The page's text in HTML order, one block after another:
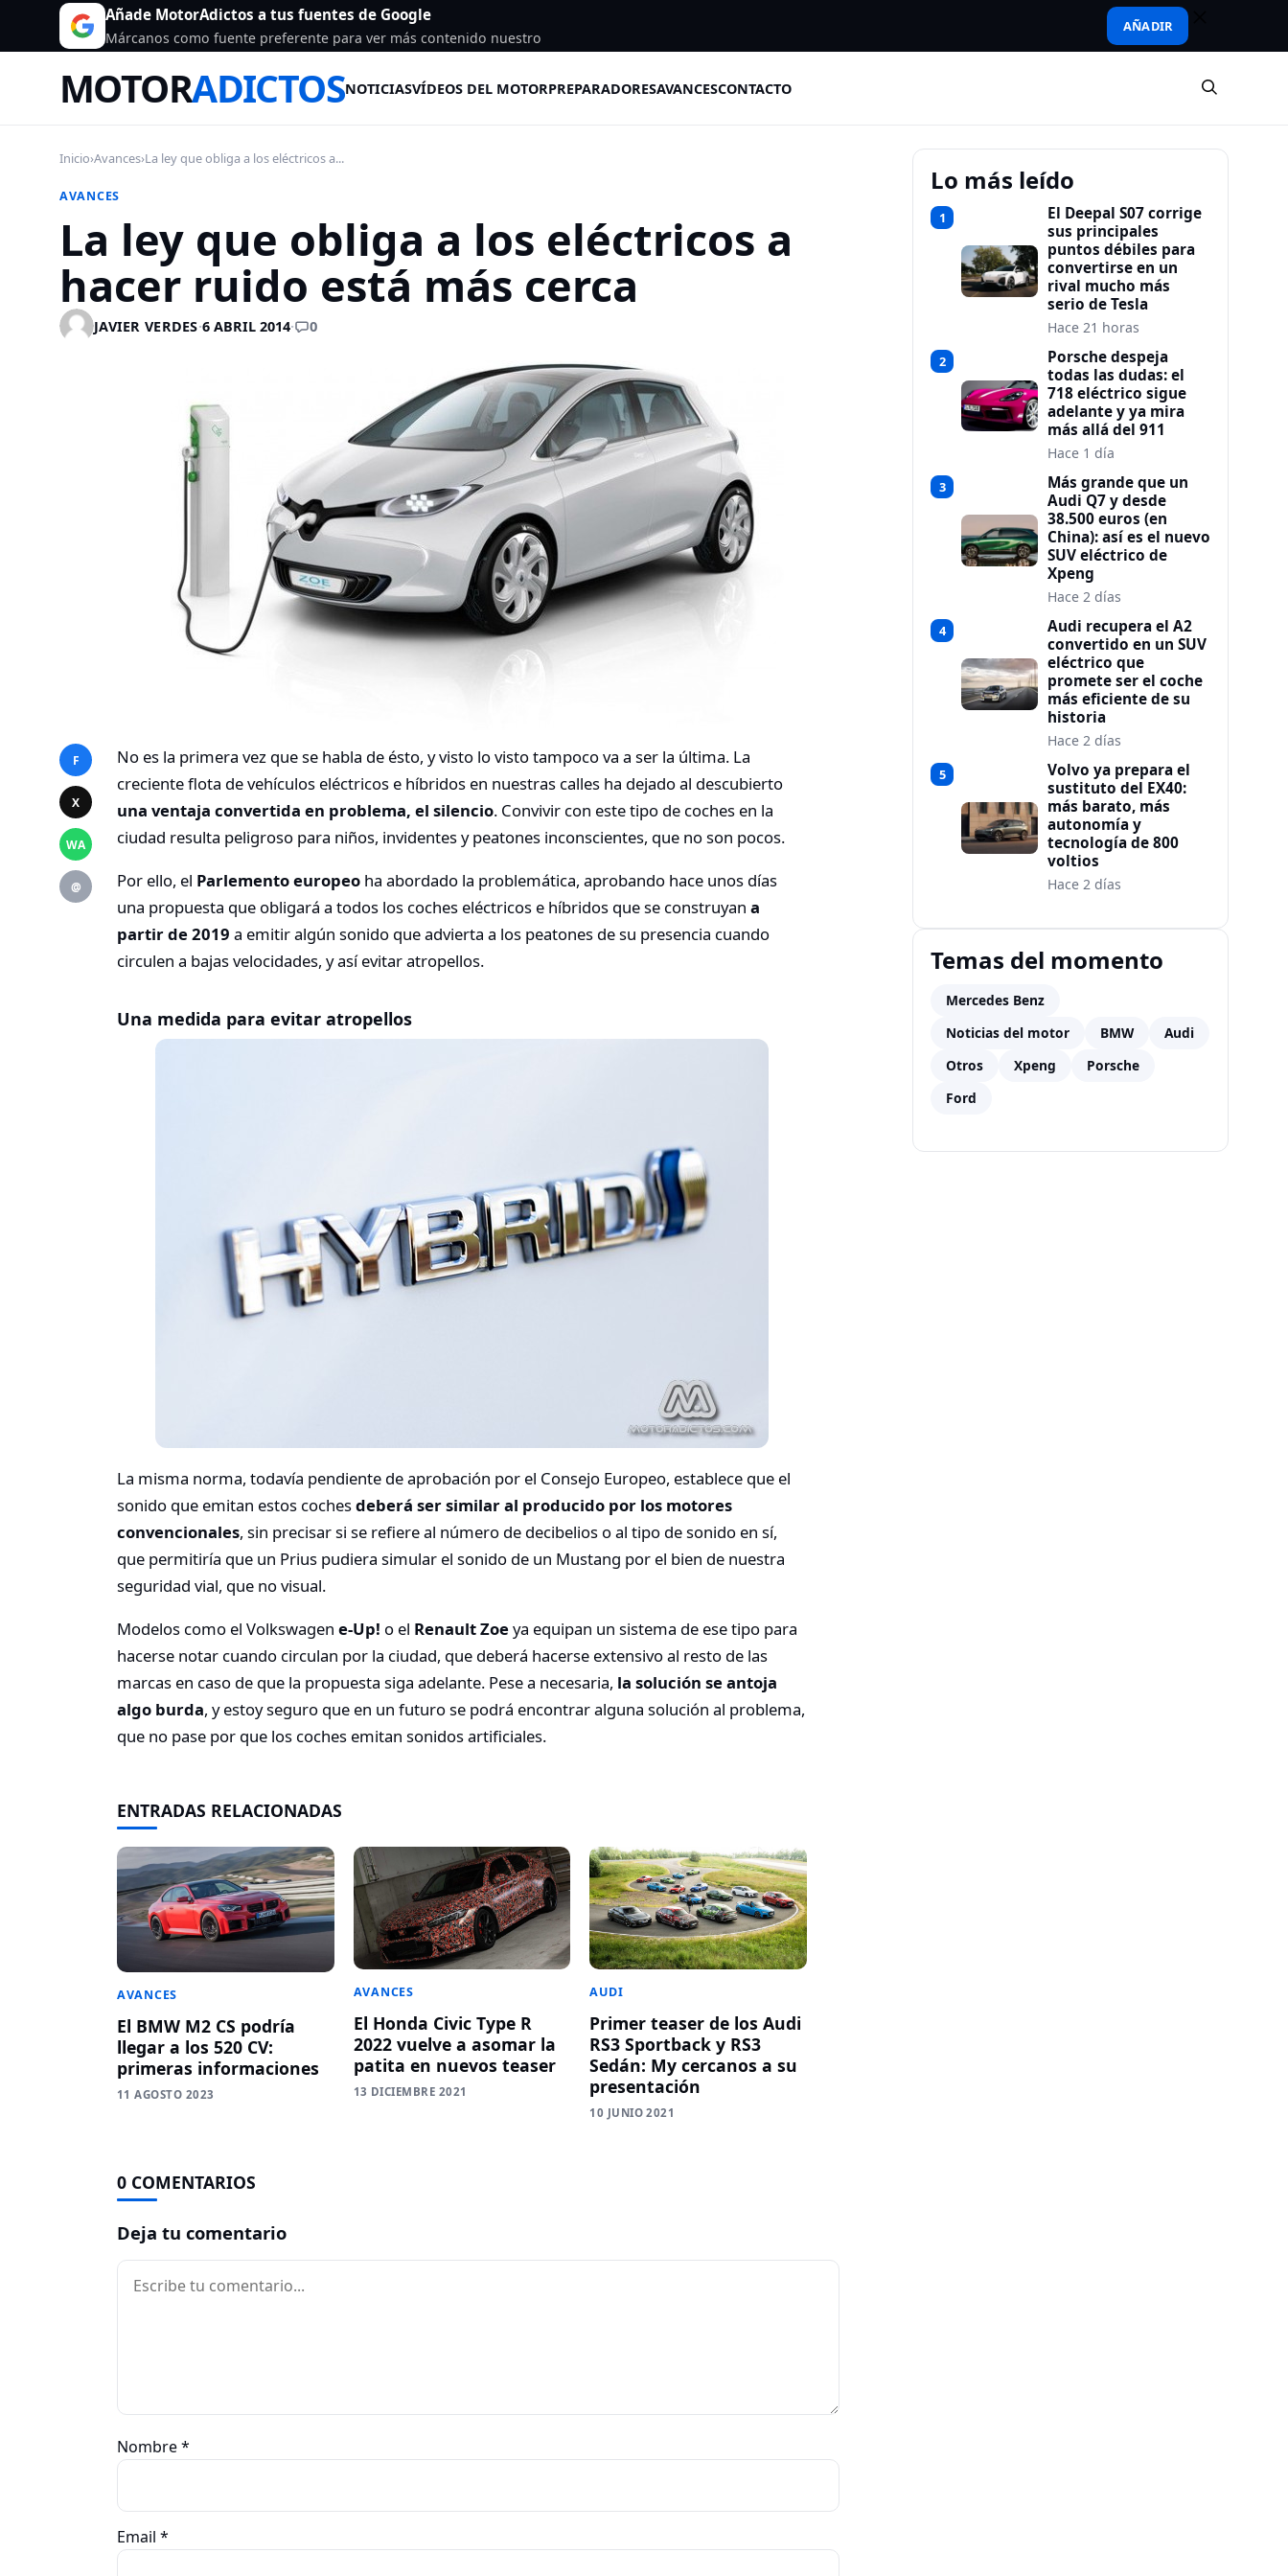
Añade MotorAdictos a tus fuentes de Google
Márcanos como fuente preferente para ver más contenido nuestro
AÑADIR
MOTORADICTOSNOTICIASVÍDEOS DEL MOTORPREPARADORESAVANCESCONTACTO
Inicio›Avances›La ley que obliga a los eléctricos a...
AVANCES
La ley que obliga a los eléctricos a
hacer ruido está más cerca
JAVIER VERDES·6 ABRIL 2014· 0
F
X
WA
@
No es la primera vez que se habla de ésto, y visto lo visto tampoco va a ser la última. La
creciente flota de vehículos eléctricos e híbridos en nuestras calles ha dejado al descubierto
una ventaja convertida en problema, el silencio. Convivir con este tipo de coches en la
ciudad resulta peligroso para niños, invidentes y peatones inconscientes, que no son pocos.
Por ello, el Parlemento europeo ha abordado la problemática, aprobando hace unos días
una propuesta que obligará a todos los coches eléctricos e híbridos que se construyan a
partir de 2019 a emitir algún sonido que advierta a los peatones de su presencia cuando
circulen a bajas velocidades, y así evitar atropellos.
Una medida para evitar atropellos
La misma norma, todavía pendiente de aprobación por el Consejo Europeo, establece que el
sonido que emitan estos cochesdeberá ser similar al producido por los motores
convencionales, sin precisar si se refiere al número de decibelios o al tipo de sonido en sí,
que permitiría que un Prius pudiera simular el sonido de un Mustang por el bien de nuestra
seguridad vial, que no visual.
Modelos como el Volkswagen e-Up! o el Renault Zoeya equipan un sistema de ese tipo para
hacerse notar cuando circulan por la ciudad, que deberá hacerse extensivo al resto de las
marcas en caso de que la propuesta siga adelante. Pese a necesaria, la solución se antoja
algo burda, y estoy seguro que en un futuro se podrá encontrar alguna solución al problema,
que no pase por que los coches emitan sonidos artificiales.
ENTRADAS RELACIONADAS
AVANCES
El BMW M2 CS podría
llegar a los 520 CV:
primeras informaciones
11 AGOSTO 2023
AVANCES
El Honda Civic Type R
2022 vuelve a asomar la
patita en nuevos teaser
13 DICIEMBRE 2021
AUDI
Primer teaser de los Audi
RS3 Sportback y RS3
Sedán: My cercanos a su
presentación
10 JUNIO 2021
0 COMENTARIOS
Deja tu comentario
Comentario
Nombre*
Email *
Lo más leído
1
El Deepal S07 corrige
sus principales
puntos débiles para
convertirse en un
rival mucho más
serio de Tesla
Hace 21 horas
2
Porsche despeja
todas las dudas: el
718 eléctrico sigue
adelante y ya mira
más allá del 911
Hace 1 día
3
Más grande que un
Audi Q7 y desde
38.500 euros (en
China): así es el nuevo
SUV eléctrico de
Xpeng
Hace 2 días
4
Audi recupera el A2
convertido en un SUV
eléctrico que
promete ser el coche
más eficiente de su
historia
Hace 2 días
5
Volvo ya prepara el
sustituto del EX40:
más barato, más
autonomía y
tecnología de 800
voltios
Hace 2 días
Temas del momento
Mercedes Benz
Noticias del motor
BMW
Audi
Otros
Xpeng
Porsche
Ford